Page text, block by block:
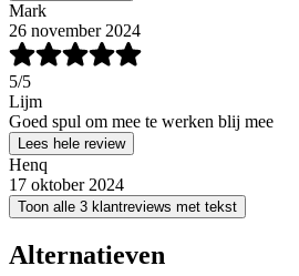
Mark
26 november 2024
5/5
Lijm
Goed spul om mee te werken blij mee
Lees hele review
Henq
17 oktober 2024
Toon alle 3 klantreviews met tekst
Alternatieven